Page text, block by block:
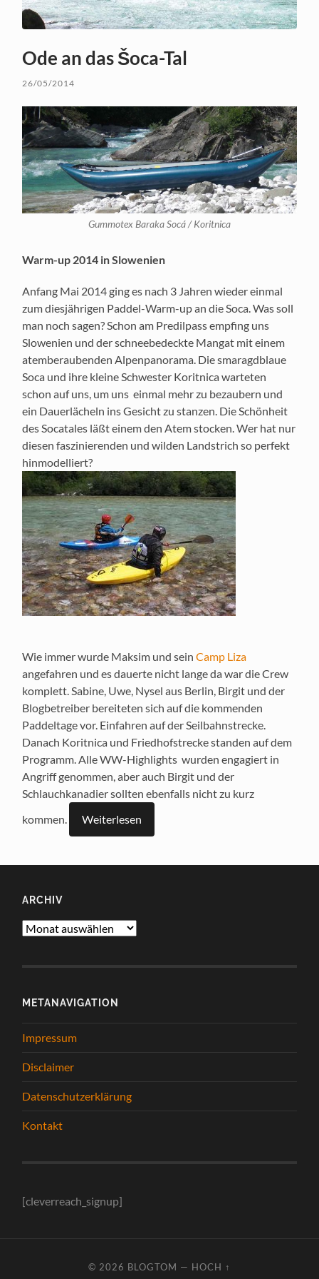
Ode an das Šoca-Tal
26/05/2014
Gummotex Baraka Socá / Koritnica
Warm-up 2014 in Slowenien
Anfang Mai 2014 ging es nach 3 Jahren wieder einmal
zum diesjährigen Paddel-Warm-up an die Soca. Was soll
man noch sagen? Schon am Predilpass empfing uns
Slowenien und der schneebedeckte Mangat mit einem
atemberaubenden Alpenpanorama. Die smaragdblaue
Soca und ihre kleine Schwester Koritnica warteten
schon auf uns, um uns einmal mehr zu bezaubern und
ein Dauerlächeln ins Gesicht zu stanzen. Die Schönheit
des Socatales läßt einem den Atem stocken. Wer hat nur
diesen faszinierenden und wilden Landstrich so perfekt
hinmodelliert?
Wie immer wurde Maksim und seinCamp Liza
angefahren und es dauerte nicht lange da war die Crew
komplett. Sabine, Uwe, Nysel aus Berlin, Birgit und der
Blogbetreiber bereiteten sich auf die kommenden
Paddeltage vor. Einfahren auf der Seilbahnstrecke.
Danach Koritnica und Friedhofstrecke standen auf dem
Programm. Alle WW-Highlights wurden engagiert in
Angriff genommen, aber auch Birgit und der
Schlauchkanadier sollten ebenfalls nicht zu kurz
kommen.
Weiterlesen
ARCHIV
Archiv
METANAVIGATION
Impressum
Disclaimer
Datenschutzerklärung
Kontakt
[cleverreach_signup]
© 2026 BLOGTOM — HOCH ↑